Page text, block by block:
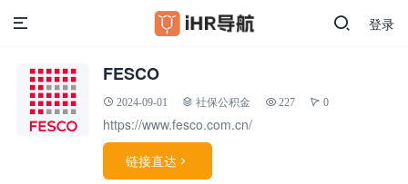
登录
FESCO
2024-09-01 社保公积金 227 0
https://www.fesco.com.cn/
链接直达 